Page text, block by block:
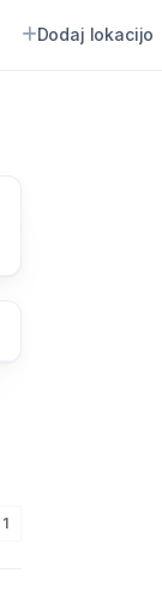
Dodaj lokacijo
1